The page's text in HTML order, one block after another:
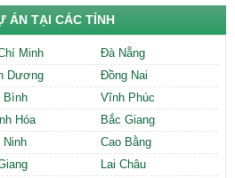
ÁN TẠI CÁC TỈNH
Minh
Đà Nẵng
Dương
Đồng Nai
Bình
Vĩnh Phúc
Hóa
Bắc Giang
Ninh
Cao Bằng
Lai Châu